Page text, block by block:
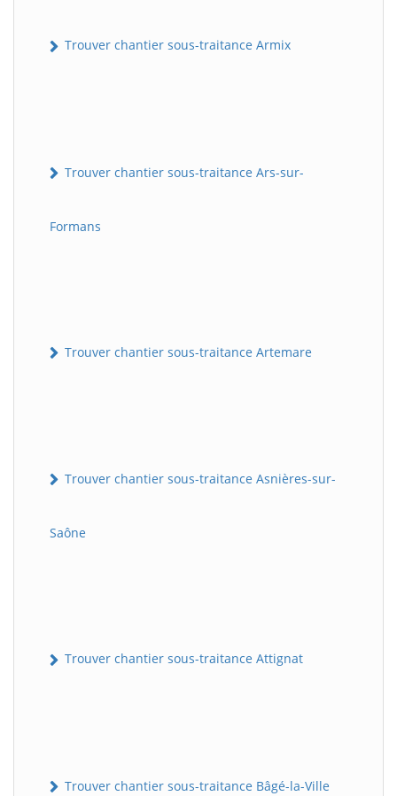
Trouver chantier sous-traitance Armix
Trouver chantier sous-traitance Ars-sur-
Formans
Trouver chantier sous-traitance Artemare
Trouver chantier sous-traitance Asnières-sur-
Saône
Trouver chantier sous-traitance Attignat
Trouver chantier sous-traitance Bâgé-la-Ville